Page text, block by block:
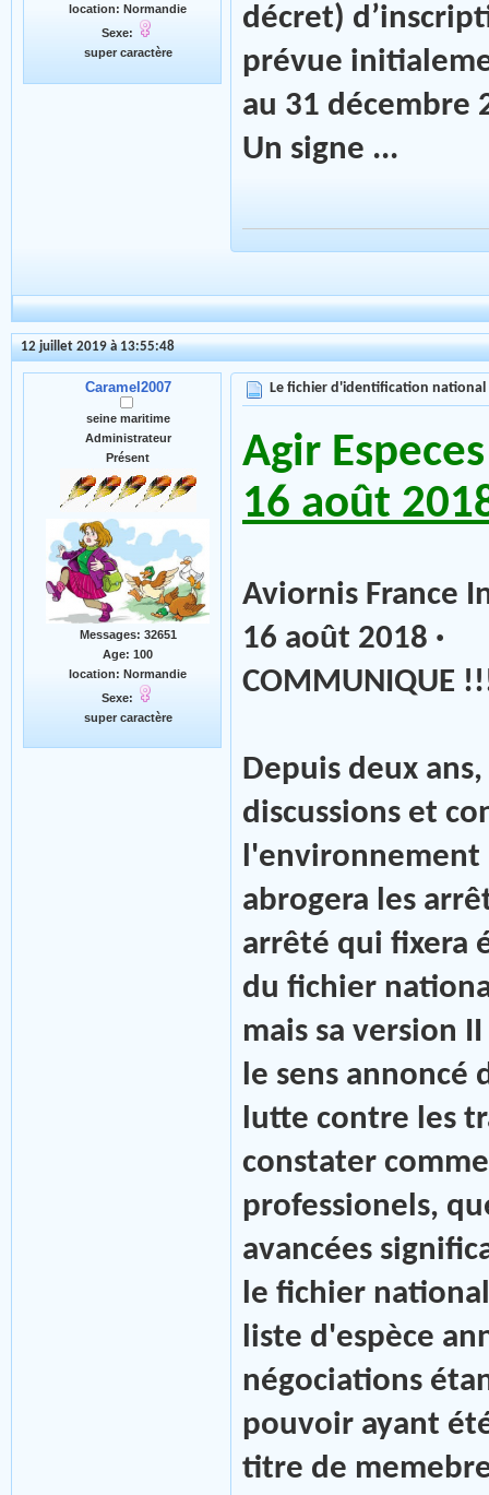
location: Normandie
Sexe:
super caractère
décret)
prévue
au 31 décembre
Un signe ...
12 juillet 2019 à 13:55:48
Caramel2007
seine maritime
Administrateur
Présent
Messages: 32651
Age: 100
location: Normandie
Sexe:
super caractère
Le fichier d'identification national
Agir Especes
16 août
Aviornis France
16 août 2018 ·
COMMUNIQUE
Depuis deux
discussions et
abrogera les
arrêté qui fixera
du fichier
mais sa version
le sens
lutte contre les
constater
professionels,
avancées
le fichier
liste d'espèce
négociations
pouvoir ayant
titre de